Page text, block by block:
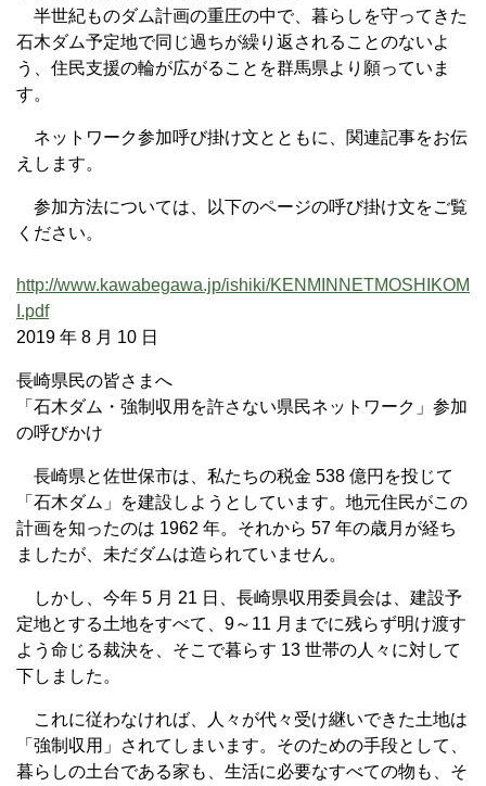
半世紀ものダム計画の重圧の中で、暮らしを守ってきた
石木ダム予定地で同じ過ちが繰り返されることのないよ
う、住民支援の輪が広がることを群馬県より願っていま
す。
ネットワーク参加呼び掛け文とともに、関連記事をお伝
えします。
参加方法については、以下のページの呼び掛け文をご覧
ください。
http://www.kawabegawa.jp/ishiki/KENMINNETMOSHIKOM
I.pdf
2019 年 8 月 10 日
長崎県民の皆さまへ
「石木ダム・強制収用を許さない県民ネットワーク」参加
の呼びかけ
長崎県と佐世保市は、私たちの税金 538 億円を投じて
「石木ダム」を建設しようとしています。地元住民がこの
計画を知ったのは 1962 年。それから 57 年の歳月が経ち
ましたが、未だダムは造られていません。
しかし、今年 5 月 21 日、長崎県収用委員会は、建設予
定地とする土地をすべて、9～11 月までに残らず明け渡す
よう命じる裁決を、そこで暮らす 13 世帯の人々に対して
下しました。
これに従わなければ、人々が代々受け継いできた土地は
「強制収用」されてしまいます。そのための手段として、
暮らしの土台である家も、生活に必要なすべての物も、そ